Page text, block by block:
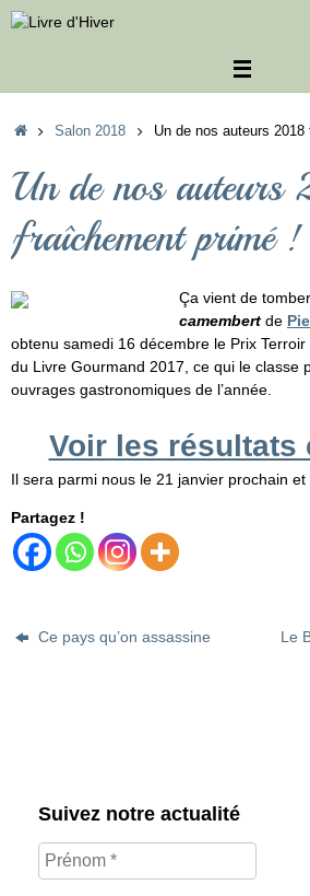
Passer
au
Accueil
Salon 2018 Un de nos auteurs
Un de nos auteurs
fraîchement primé !
Ça vient de
camembert de
obtenu samedi 16 décembre le Prix
du Livre Gourmand 2017, ce qui le classe
ouvrages gastronomiques de l’année.
Voir les résultats
Il sera parmi nous le 21 janvier prochain
Partagez !
Ce pays qu’on assassine
Le
Suivez notre actualité